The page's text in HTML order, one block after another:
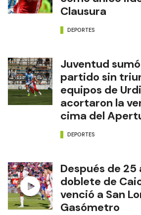
Clausura
DEPORTES
Juventud
partido sin
equipos de
acortaron la
cima del
DEPORTES
Después de 25
doblete de
venció a San
Gasómetro